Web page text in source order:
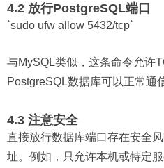
4.2 放行PostgreSQL端口
`sudo ufw allow 5432/tcp`
与MySQL类似，这条命令允许
PostgreSQL数据库可以正常通
4.3 注意安全
直接放行数据库端口存在安全
址。例如，只允许本机或特定服